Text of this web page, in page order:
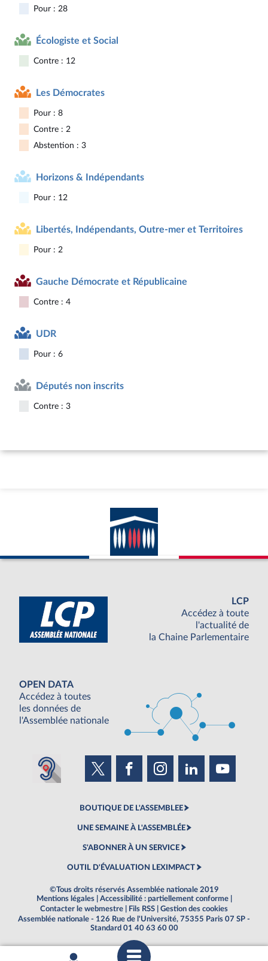
Pour : 28
Écologiste et Social
Contre : 12
Les Démocrates
Pour : 8
Contre : 2
Abstention : 3
Horizons & Indépendants
Pour : 12
Libertés, Indépendants, Outre-mer et Territoires
Pour : 2
Gauche Démocrate et Républicaine
Contre : 4
UDR
Pour : 6
Députés non inscrits
Contre : 3
LCP
Accédez à toute
l'actualité de
la Chaine Parlementaire
OPEN DATA
Accédez à toutes
les données de
l'Assemblée nationale
BOUTIQUE DE L'ASSEMBLEE
UNE SEMAINE À L'ASSEMBLÉE
S'ABONNER À UN SERVICE
OUTIL D'ÉVALUATION LEXIMPACT
©Tous droits réservés Assemblée nationale 2019
Mentions légales
Accessibilité : partiellement conforme
Contacter le webmestre
Fils RSS
Gestion des cookies
Assemblée nationale - 126 Rue de l'Université, 75355 Paris 07 SP -
Standard 01 40 63 60 00